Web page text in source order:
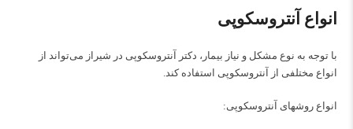
انواع آنتروسکوپی
با توجه به نوع مشکل و نیاز بیمار، دکتر آنتروسکوپی در شیراز می‌­تواند از
انواع مختلفی از آنتروسکوپی استفاده کند.
انواع روش­های آنتروسکوپی: